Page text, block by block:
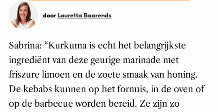
door Lauretta Baarends
Sabrina: “Kurkuma is echt het belangrijkste
ingrediënt van deze geurige marinade met
friszure limoen en de zoete smaak van honing.
De kebabs kunnen op het fornuis, in de oven of
op de barbecue worden bereid. Ze zijn zo